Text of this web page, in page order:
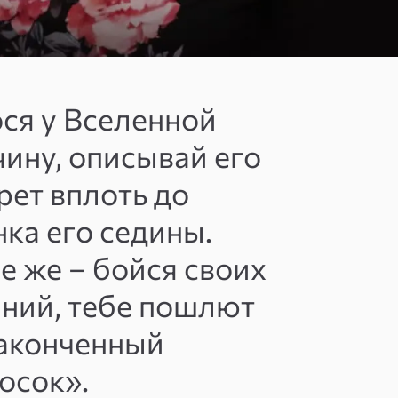
у Вселенной
описывай его
вплоть до
его седины.
же – бойся своих
тебе пошлют